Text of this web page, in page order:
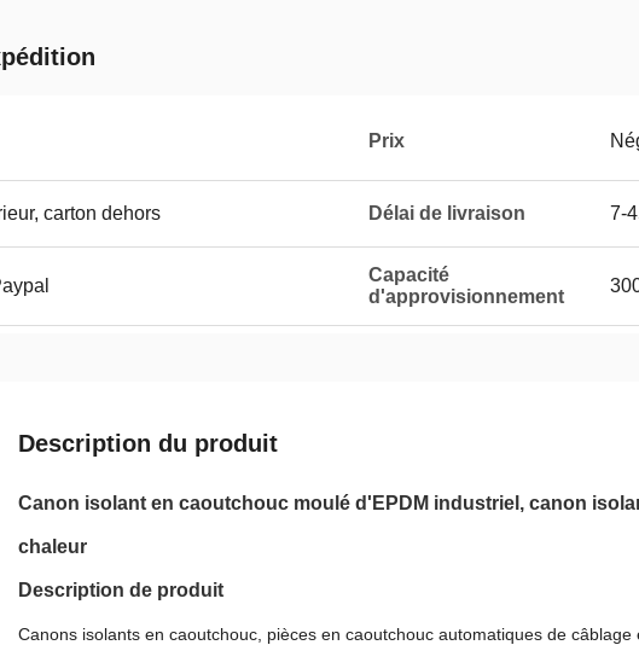
Prix
carton dehors Délai de livraison 7-
Capacité
d'approvisionnement
Description du produit
Canon isolant en caoutchouc moulé d'EPDM industriel, canon
chaleur
Description de produit
Canons isolants en caoutchouc, pièces en caoutchouc automatiques de